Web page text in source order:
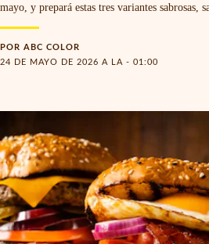
mayo, y prepará estas tres variantes sabrosas,
POR ABC COLOR
24 DE MAYO DE 2026 A LA - 01:00